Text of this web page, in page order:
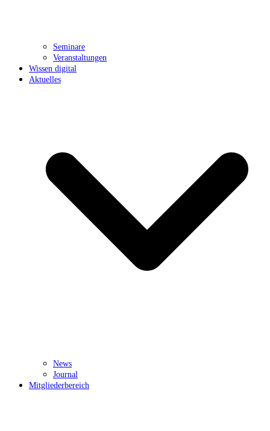
Seminare
Veranstaltungen
Wissen digital
Aktuelles
News
Journal
Mitgliederbereich